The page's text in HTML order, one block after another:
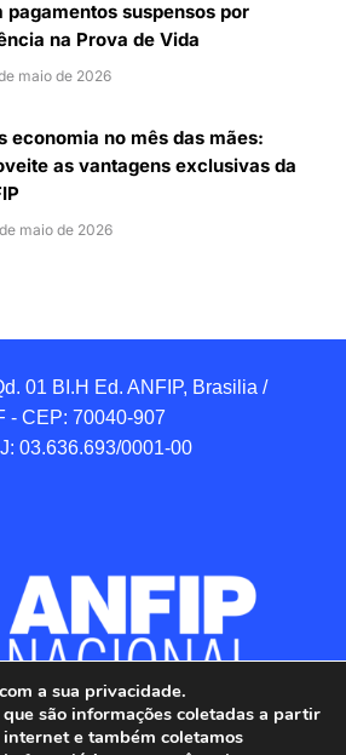
pagamentos suspensos por
na Prova de Vida
maio de 2026
economia no mês das mães:
as vantagens exclusivas da
maio de 2026
01 BI.H Ed. ANFIP, Brasilia /
- CEP: 70040-907
03.636.693/0001-00
a sua privacidade.
que são informações coletadas a partir
e também coletamos